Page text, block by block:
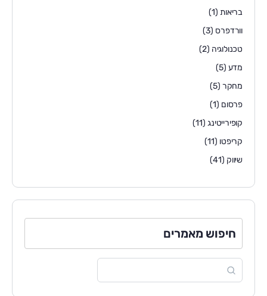
בריאות(1)
וורדפרס (3)
טכנולוגיה (2)
מדע (5)
מחקר (5)
פרסום (1)
קופירייטינג(11)
קריפטו (11)
שיווק (41)
חיפוש מאמרים